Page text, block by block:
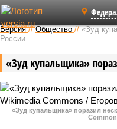
Версия //Общество //«Зуд
России
«Зуд купальщика»
«Зуд купальщика» поразил